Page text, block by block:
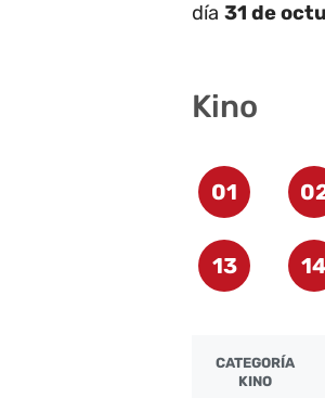
día 31 de
Kino
01
13 14
CATEGORÍA
KINO